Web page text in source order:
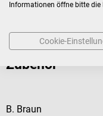
Zubehör
B. Braun
Informationen öffne bitte
Cookie-